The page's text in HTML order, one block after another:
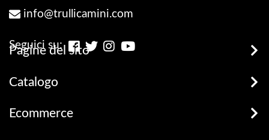
info@trullicamini.com
Seguici su:
Pagine del sito
Stufe, Termostufe e Caldaie
Catalogo
Legna e Pellets
Ecommerce